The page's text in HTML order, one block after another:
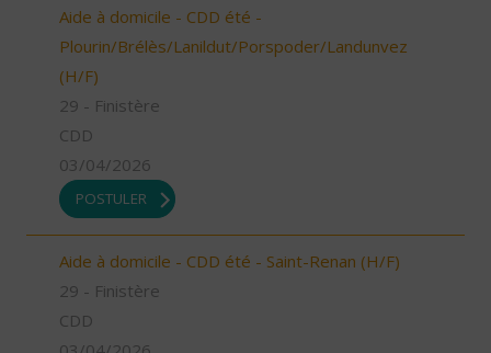
Aide à domicile - CDD été -
Plourin/Brélès/Lanildut/Porspoder/Landunvez
(H/F)
29 - Finistère
CDD
03/04/2026
POSTULER
Aide à domicile - CDD été - Saint-Renan (H/F)
29 - Finistère
CDD